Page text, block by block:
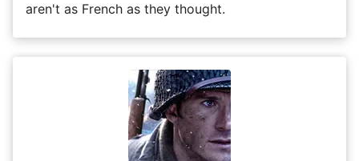
aren't as French as they thought.